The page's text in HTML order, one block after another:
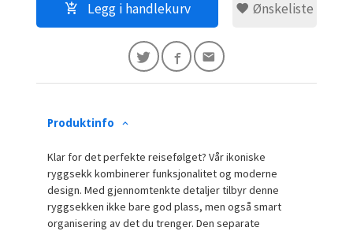
Legg i handlekurv Ønskeliste
Produktinfo
Klar for det perfekte reisefølget? Vår ikoniske
ryggsekk kombinerer funksjonalitet og moderne
design. Med gjennomtenkte detaljer tilbyr denne
ryggsekken ikke bare god plass, men også smart
organisering av det du trenger. Den separate